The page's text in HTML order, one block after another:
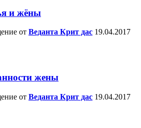
и жёны
от Веданта Крит дас 19.04.2017
жены
от Веданта Крит дас 19.04.2017